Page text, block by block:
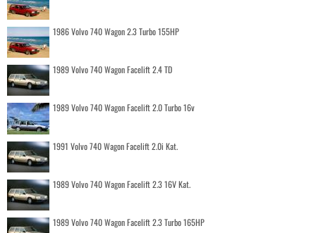
1986 Volvo 740 Wagon 2.3 Turbo 155HP
1989 Volvo 740 Wagon Facelift 2.4 TD
1989 Volvo 740 Wagon Facelift 2.0 Turbo 16v
1991 Volvo 740 Wagon Facelift 2.0i Kat.
1989 Volvo 740 Wagon Facelift 2.3 16V Kat.
1989 Volvo 740 Wagon Facelift 2.3 Turbo 165HP